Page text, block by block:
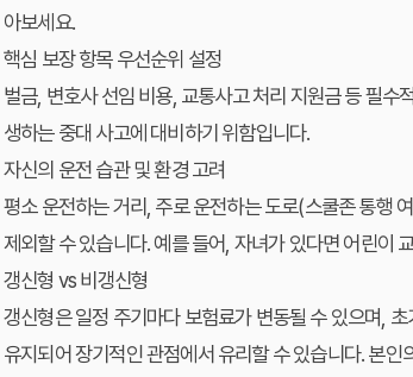
아보세요.
핵심 보장 항목 우선순위 설정
벌금, 변호사 선임 비용, 교통사고 처리 지원금 등 필수
생하는 중대 사고에 대비하기 위함입니다.
자신의 운전 습관 및 환경 고려
평소 운전하는 거리, 주로 운전하는 도로(스쿨존 통행
제외할 수 있습니다. 예를 들어, 자녀가 있다면 어린이
갱신형 vs 비갱신형
갱신형은 일정 주기마다 보험료가 변동될 수 있으며,
유지되어 장기적인 관점에서 유리할 수 있습니다. 본